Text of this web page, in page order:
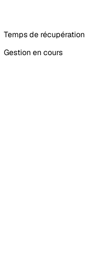
Temps de récupération
Gestion en cours